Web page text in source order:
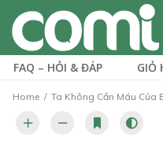
FAQ – HỎI & ĐÁP GIỎ
Home Ta Không Cần Máu Của